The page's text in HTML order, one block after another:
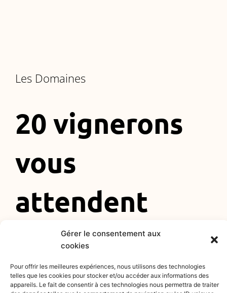
Les Domaines
20 vignerons
vous
attendent
Visitez leur domaine, dégustez leurs cuvées en leur
compagnie, un moment plein de convivialité et de